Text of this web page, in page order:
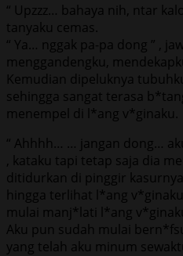
“ Upzzz… bahaya nih, ntar
tanyaku cemas.
“ Ya… nggak pa-pa dong ” ,
menggandengku,
Kemudian dipeluknya
sehingga sangat terasa
menempel di l*ang v*ginaku.
“ Ahhhh… … jangan dong…
, kataku tapi tetap saja dia
ditidurkan di pinggir
hingga terlihat l*ang
mulai manj*lati l*ang
Aku pun sudah mulai
yang telah aku minum